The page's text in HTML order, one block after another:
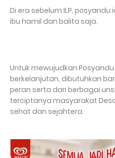
Di era sebelum ILP,
ibu hamil dan balita saja.
Untuk mewujudkan
berkelanjutan, dibutuhkan
peran serta dari berbagai
terciptanya masyarakat
sehat dan sejahtera.